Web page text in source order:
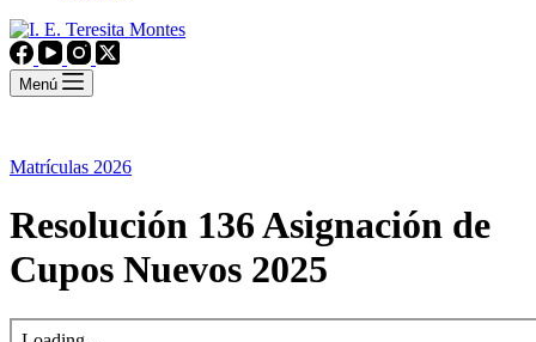
Menú
Matrículas 2026
Resolución 136 Asignación de
Cupos Nuevos 2025